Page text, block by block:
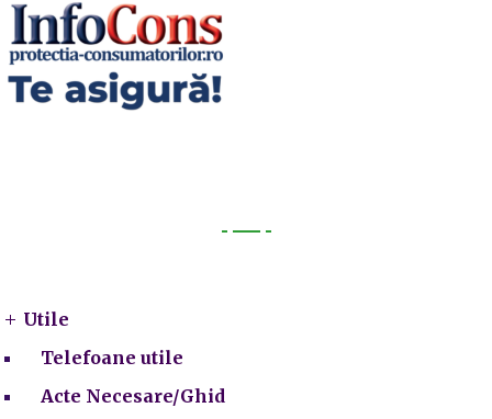
Utile
Telefoane utile
Acte Necesare/Ghid